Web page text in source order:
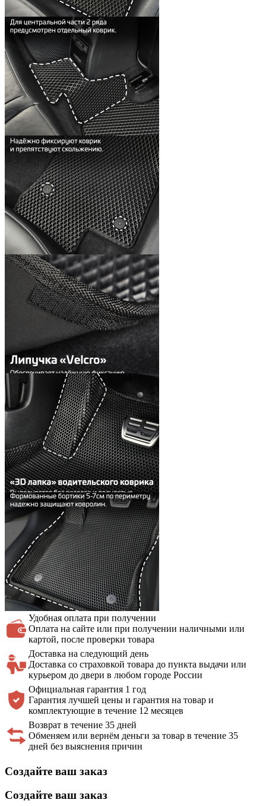
Удобная оплата при получении
Оплата на сайте или при получении наличными или
картой, после проверки товара
Доставка на следующий день
Доставка со страховкой товара до пункта выдачи или
курьером до двери в любом городе России
Официальная гарантия 1 год
Гарантия лучшей цены и гарантия на товар и
комплектующие в течение 12 месяцев
Возврат в течение 35 дней
Обменяем или вернём деньги за товар в течение 35
дней без выяснения причин
Создайте ваш заказ
Создайте ваш заказ